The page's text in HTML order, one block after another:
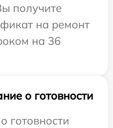
получите
на ремонт
на 36
о готовности